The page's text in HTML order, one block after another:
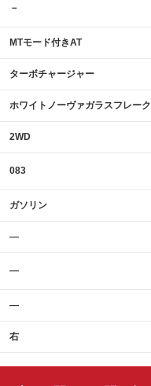
－
MTモード付きAT
ターボチャージャー
ホワイトノーヴァガラスフレーク
2WD
083
ガソリン
―
―
―
右